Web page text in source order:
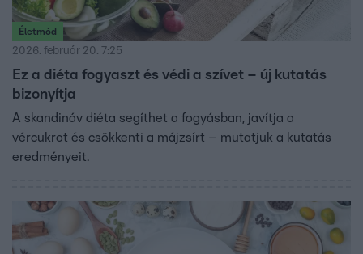
Életmód
2026. február 20. 7:25
Ez a diéta fogyaszt és védi a szívet – új kutatás
bizonyítja
A skandináv diéta segíthet a fogyásban, javítja a
vércukrot és csökkenti a májzsírt – mutatjuk a kutatás
eredményeit.